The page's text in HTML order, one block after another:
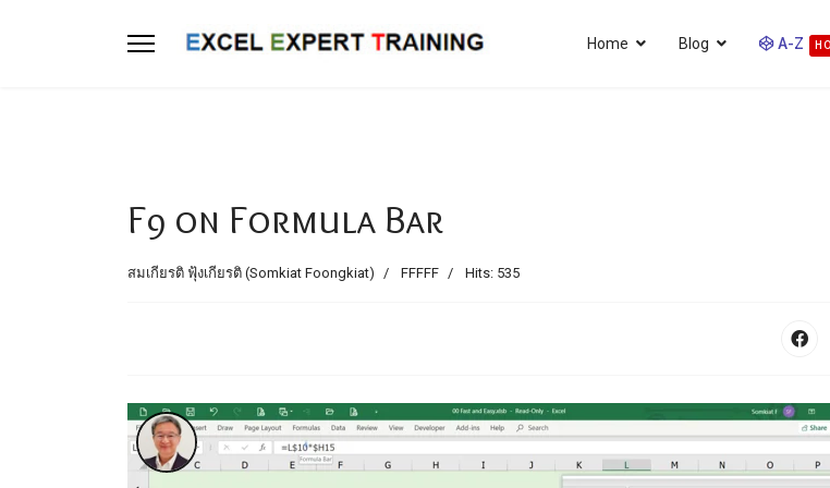
Home Blog A-Z
F9 on Formula Bar
สมเกียรติ ฟุ้งเกียรติ (Somkiat Foongkiat) FFFFF Hits: 535